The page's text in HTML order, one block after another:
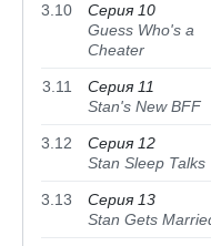
3.10
Серия 10
Guess Who's a
Cheater
3.11
Серия 11
Stan's New BFF
3.12
Серия 12
Stan Sleep Talks
3.13
Серия 13
Stan Gets